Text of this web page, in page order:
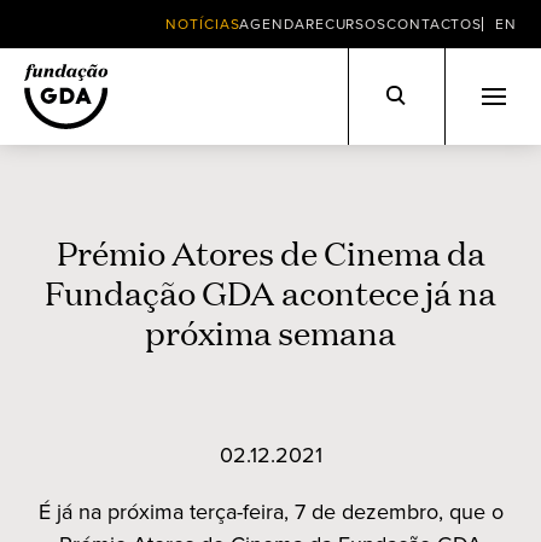
NOTÍCIASAGENDARECURSOSCONTACTOS EN
Prémio Atores de Cinema da
Fundação GDA acontece já na
próxima semana
02.12.2021
É já na próxima terça-feira, 7 de dezembro, que o